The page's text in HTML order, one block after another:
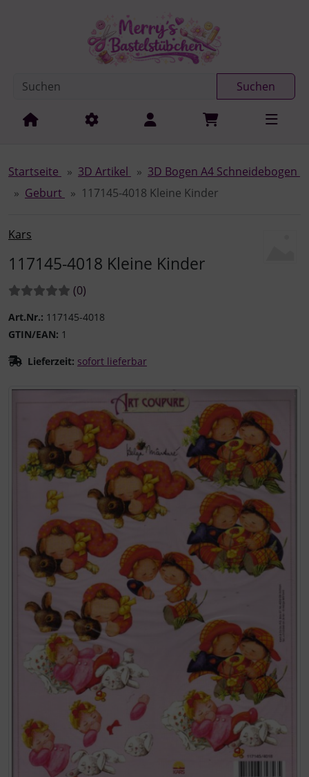
Springe zur Navigation
Suchen
Startseite 3D Artikel
3D Bogen A4 Schneidebogen
Geburt
117145-4018 Kleine Kinder
Kars
117145-4018 Kleine Kinder
Bewertungen:
(0Bewertungen
)
Art.Nr.: 117145-4018
GTIN/EAN: 1
Lieferzeit: sofort lieferbar
Wenn mehr als ein Produktbild existiert, können Sie die